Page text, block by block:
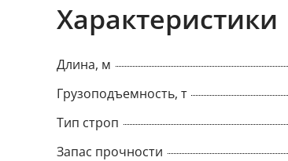
Характеристики
Длина, м
Грузоподъемность, т
Тип строп
Запас прочности